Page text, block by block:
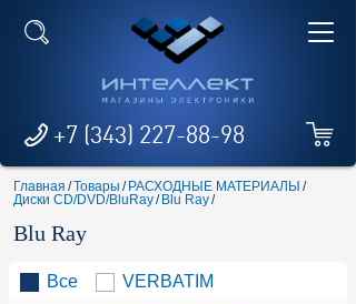
+7 (343) 227-88-98
Главная /Товары / РАСХОДНЫЕ МАТЕРИАЛЫ /
Диски CD/DVD/BluRay/ Blu Ray/
Blu Ray
Все VERBATIM